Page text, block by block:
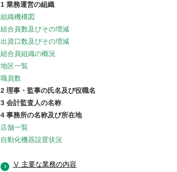
1 業務運営の組織
組織機構図
組合員数及びその増減
出資口数及びその増減
組合員組織の概況
地区一覧
職員数
2 理事・監事の氏名及び役職名
3 会計監査人の名称
4 事務所の名称及び所在地
店舗一覧
自動化機器設置状況
Ⅴ 主要な業務の内容